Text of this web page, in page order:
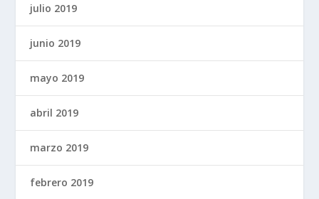
julio 2019
junio 2019
mayo 2019
abril 2019
marzo 2019
febrero 2019